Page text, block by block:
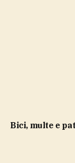
bici, multe e